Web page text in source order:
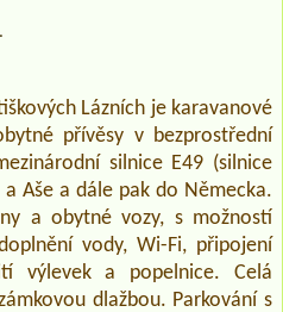
Lázních je karavanové
přívěsy v bezprostřední
silnice E49 (silnice
Aše a dále pak do Německa.
a obytné vozy, s možností
vody, Wi-Fi, připojení
výlevek a popelnice. Celá
dlažbou. Parkování s